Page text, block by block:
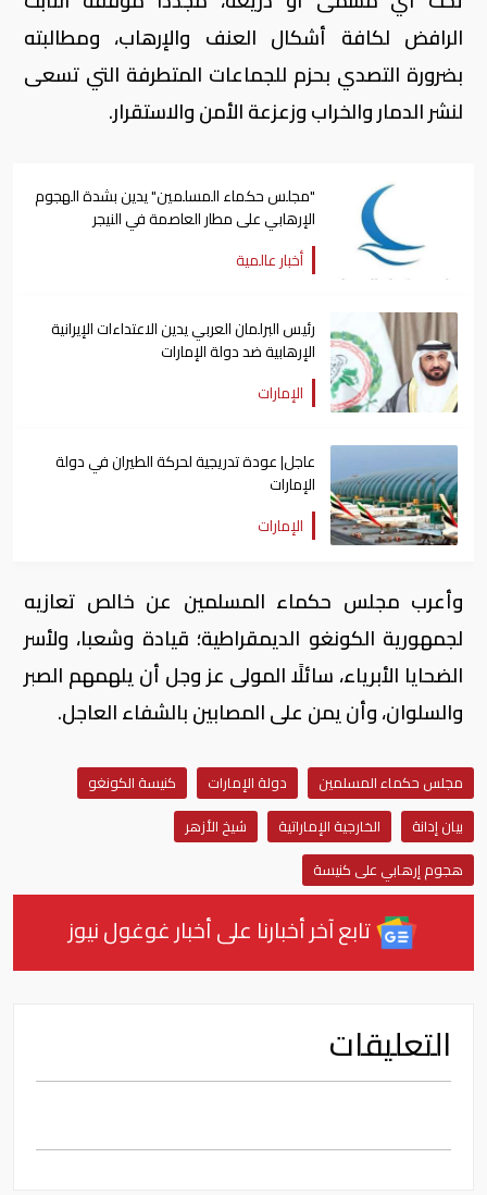
الرافض لكافة أشكال العنف والإرهاب، ومطالبته
بضرورة التصدي بحزم للجماعات المتطرفة التي تسعى
لنشر الدمار والخراب وزعزعة الأمن والاستقرار.
"مجلس حكماء المسلمين" يدين بشدة الهجوم
الإرهابي على مطار العاصمة في النيجر
أخبار عالمية
رئيس البرلمان العربي يدين الاعتداءات الإيرانية
الإرهابية ضد دولة الإمارات
الإمارات
عاجل| عودة تدريجية لحركة الطيران في دولة
الإمارات
الإمارات
وأعرب مجلس حكماء المسلمين عن خالص تعازيه
لجمهورية الكونغو الديمقراطية؛ قيادة وشعبا، ولأسر
الضحايا الأبرياء، سائلًا المولى عز وجل أن يلهمهم الصبر
والسلوان، وأن يمن على المصابين بالشفاء العاجل.
مجلس حكماء المسلمين دولة الإمارات
كنيسة الكونغو
بيان إدانة
الخارجية الإماراتية
شيخ الأزهر
هجوم إرهابي على كنيسة
تابع آخر أخبارنا على أخبار غوغول نيوز
التعليقات